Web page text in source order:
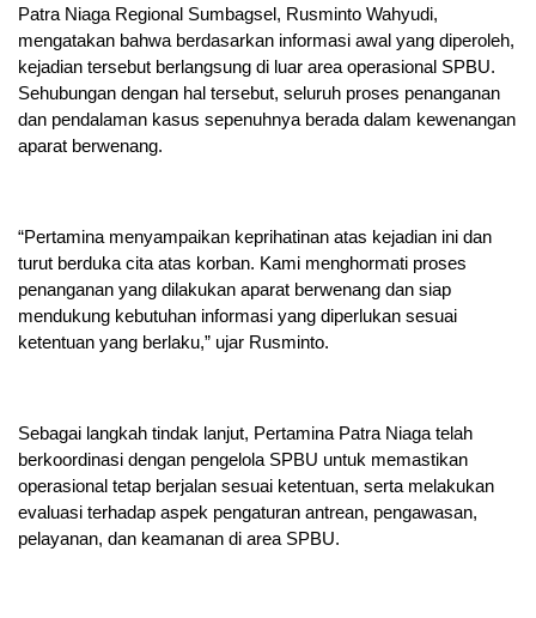
Patra Niaga Regional Sumbagsel, Rusminto Wahyudi,
mengatakan bahwa berdasarkan informasi awal yang diperoleh,
kejadian tersebut berlangsung di luar area operasional SPBU.
Sehubungan dengan hal tersebut, seluruh proses penanganan
dan pendalaman kasus sepenuhnya berada dalam kewenangan
aparat berwenang.
“Pertamina menyampaikan keprihatinan atas kejadian ini dan
turut berduka cita atas korban. Kami menghormati proses
penanganan yang dilakukan aparat berwenang dan siap
mendukung kebutuhan informasi yang diperlukan sesuai
ketentuan yang berlaku,” ujar Rusminto.
Sebagai langkah tindak lanjut, Pertamina Patra Niaga telah
berkoordinasi dengan pengelola SPBU untuk memastikan
operasional tetap berjalan sesuai ketentuan, serta melakukan
evaluasi terhadap aspek pengaturan antrean, pengawasan,
pelayanan, dan keamanan di area SPBU.